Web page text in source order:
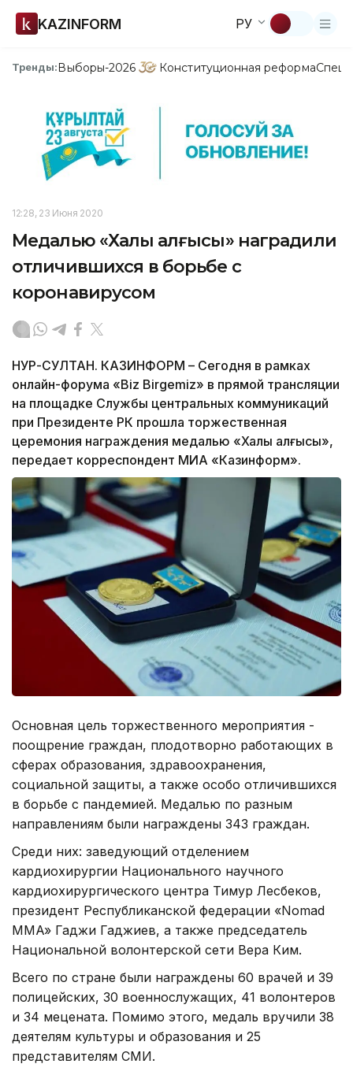
KAZINFORM РУ
Тренды:Выборы-2026 Конституционная реформа
12:28, 23 Июня 2020
Медалью «Халық алғысы» наградили
отличившихся в борьбе с
коронавирусом
НУР-СУЛТАН. КАЗИНФОРМ – Сегодня в рамках
онлайн-форума «Biz Birgemiz» в прямой трансляции
на площадке Службы центральных коммуникаций
при Президенте РК прошла торжественная
церемония награждения медалью «Халық алғысы»,
передает корреспондент МИА «Казинформ».
Основная цель торжественного мероприятия -
поощрение граждан, плодотворно работающих в
сферах образования, здравоохранения,
социальной защиты, а также особо отличившихся
в борьбе с пандемией. Медалью по разным
направлениям были награждены 343 граждан.
Среди них: заведующий отделением
кардиохирургии Национального научного
кардиохирургического центра Тимур Лесбеков,
президент Республиканской федерации «Nomad
MMA» Гаджи Гаджиев, а также председатель
Национальной волонтерской сети Вера Ким.
Всего по стране были награждены 60 врачей и 39
полицейских, 30 военнослужащих, 41 волонтеров
и 34 мецената. Помимо этого, медаль вручили 38
деятелям культуры и образования и 25
представителям СМИ.